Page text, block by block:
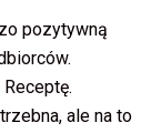
pozytywną
ale na to